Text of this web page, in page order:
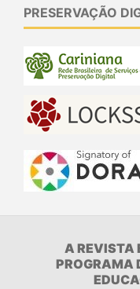
PRESERVAÇÃO
A REVISTA
PROGRAMA